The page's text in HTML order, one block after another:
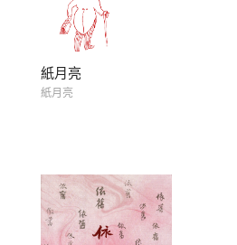
紙月亮
紙月亮